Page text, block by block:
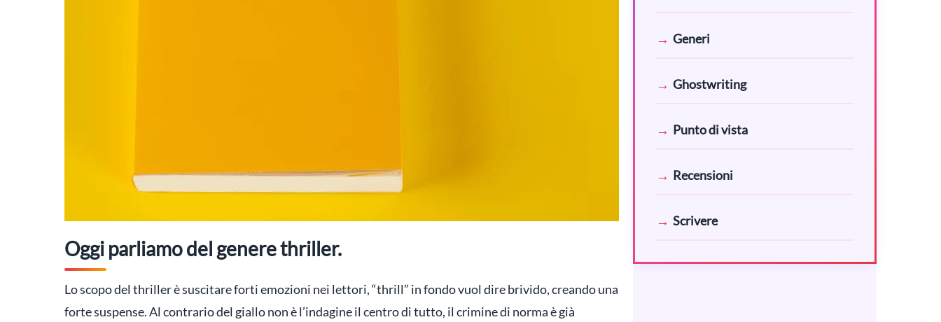
Oggi parliamo del genere thriller.
Lo scopo del thriller è suscitare forti emozioni nei lettori, “thrill” in fondo vuol dire brivido, creando una
forte suspense. Al contrario del giallo non è l’indagine il centro di tutto, il crimine di norma è già
Generi
Ghostwriting
Punto di vista
Recensioni
Scrivere